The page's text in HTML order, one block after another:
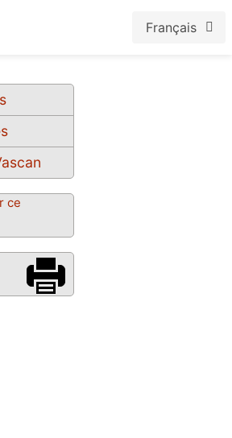
Français
ce